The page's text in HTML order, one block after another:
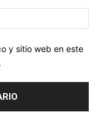
y sitio web en este